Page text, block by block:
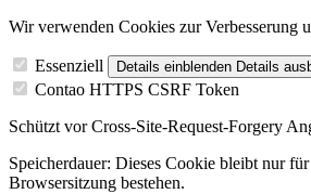
Wir verwenden Cookies zur Verbesserung
Essenziell Details einblenden Details
Contao HTTPS CSRF Token
Schützt vor Cross-Site-Request-Forgery
Speicherdauer: Dieses Cookie bleibt nur
Browsersitzung bestehen.